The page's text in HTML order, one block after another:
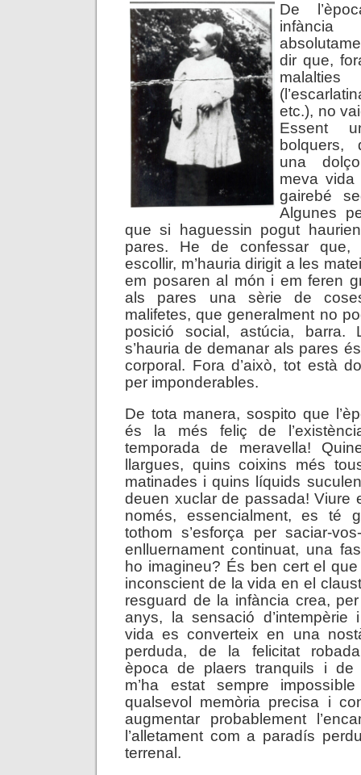
De
dir que,
etc.), no
Essent
bolquers,
una
meva
gairebé
Algunes
que si haguessin pogut
pares. He de confessar que,
escollir, m’hauria dirigit a les
em posaren al món i em feren
als pares una sèrie de
malifetes, que generalment no
posició social, astúcia, barra.
s’hauria de demanar als pares
corporal. Fora d’això, tot està
per imponderables.
De tota manera, sospito que
és la més feliç de
temporada de meravella!
llargues, quins coixins més
matinades i quins líquids
deuen xuclar de passada! Viure
només, essencialment, es té
tothom s’esforça per saciar-
enlluernament continuat, una
ho imagineu? És ben cert el
inconscient de la vida en el
resguard de la infància crea,
anys, la sensació d’intempèrie
vida es converteix en una
perduda, de la felicitat
època de plaers tranquils i de
m’ha estat sempre
qualsevol memòria precisa i
augmentar probablement
l’alletament com a paradís
terrenal.